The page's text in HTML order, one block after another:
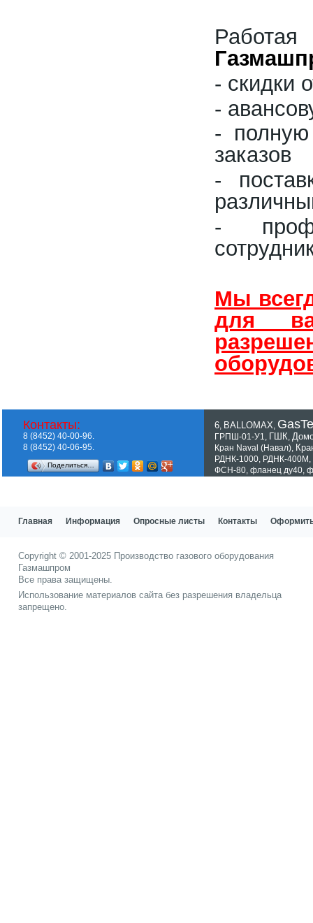
- скидки
-
-
заказов
-
-
Мы
для
6, BALLOMAX,
ГРПШ-01-У1, ГШК,
Кран Naval (Навал),
РДНК-1000, РДНК-400М ,
ФСН-80, фланец ду40,
Контакты:
8 (8452) 40-00-96.
8 (8452) 40-06-95.
Поделиться…
Главная Информация Опросные листы Контакты Оформить
Copyright © 2001-2025 Производство газового оборудования
Газмашпром
Все права защищены.
Использование материалов сайта без разрешения владельца
запрещено.